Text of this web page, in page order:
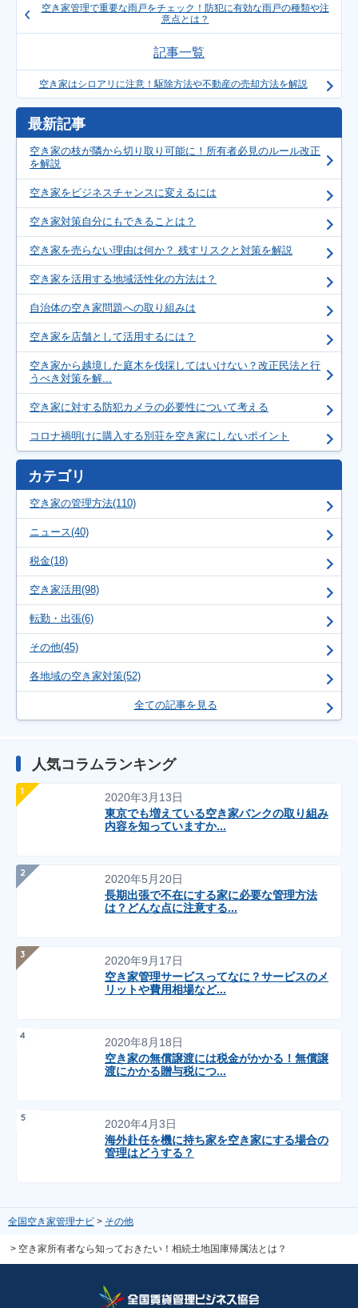
空き家管理で重要な雨戸をチェック！防犯に有効な雨戸の種類や注
意点とは？
記事一覧
空き家はシロアリに注意！駆除方法や不動産の売却方法を解説
最新記事
空き家の枝が隣から切り取り可能に！所有者必見のルール改正
を解説
空き家をビジネスチャンスに変えるには
空き家対策自分にもできることは？
空き家を売らない理由は何か？ 残すリスクと対策を解説
空き家を活用する地域活性化の方法は？
自治体の空き家問題への取り組みは
空き家を店舗として活用するには？
空き家から越境した庭木を伐採してはいけない？改正民法と行
うべき対策を解...
空き家に対する防犯カメラの必要性について考える
コロナ禍明けに購入する別荘を空き家にしないポイント
カテゴリ
空き家の管理方法(110)
ニュース(40)
税金(18)
空き家活用(98)
転勤・出張(6)
その他(45)
各地域の空き家対策(52)
全ての記事を見る
人気コラムランキング
2020年3月13日
東京でも増えている空き家バンクの取り組み
内容を知っていますか...
2020年5月20日
長期出張で不在にする家に必要な管理方法
は？どんな点に注意する...
2020年9月17日
空き家管理サービスってなに？サービスのメ
リットや費用相場など...
2020年8月18日
空き家の無償譲渡には税金がかかる！無償譲
渡にかかる贈与税につ...
2020年4月3日
海外赴任を機に持ち家を空き家にする場合の
管理はどうする？
全国空き家管理ナビ その他
空き家所有者なら知っておきたい！相続土地国庫帰属法とは？